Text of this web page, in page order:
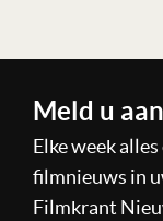
Meld u
Elke week
filmnieuws in
Filmkrant